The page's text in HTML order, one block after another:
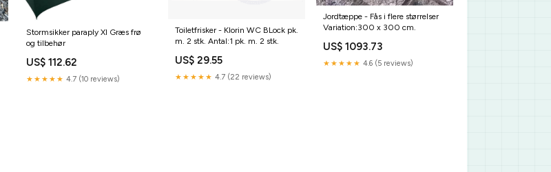
Stormsikker paraply Xl Græs frø
og tilbehør
US$ 112.62
★★★★★ 4.7 (10 reviews)
Toiletfrisker - Klorin WC BLock pk.
m. 2 stk. Antal:1 pk. m. 2 stk.
US$ 29.55
★★★★★ 4.7 (22 reviews)
Jordtæppe - Fås i flere størrelser
Variation:300 x 300 cm.
US$ 1093.73
★★★★★ 4.6 (5 reviews)